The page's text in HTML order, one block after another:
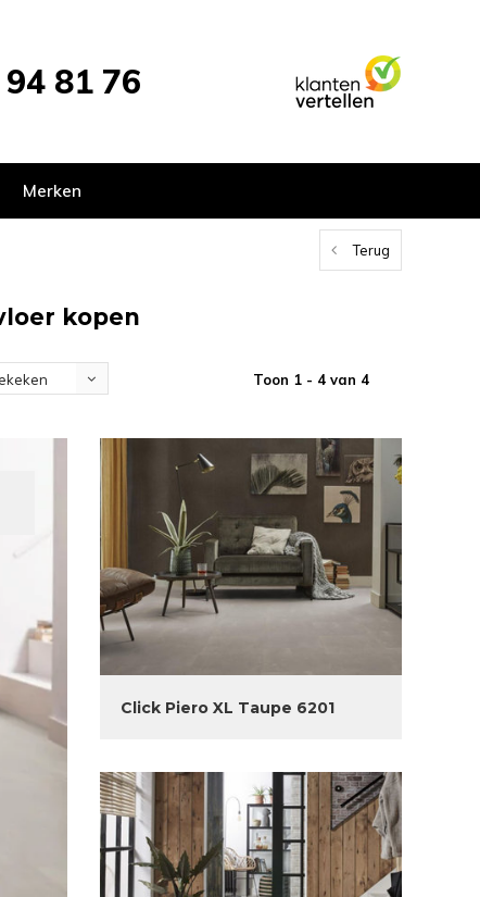
81 76
Merken
Terug
kopen
Toon 1 - 4 van 4
Click Piero XL Taupe 6201